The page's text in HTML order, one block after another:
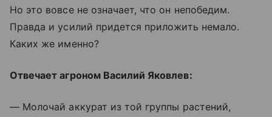
Но это вовсе не означает, что он непобедим.
Правда и усилий придется приложить немало.
Каких же именно?
Отвечает агроном Василий Яковлев:
— Молочай аккурат из той группы растений,